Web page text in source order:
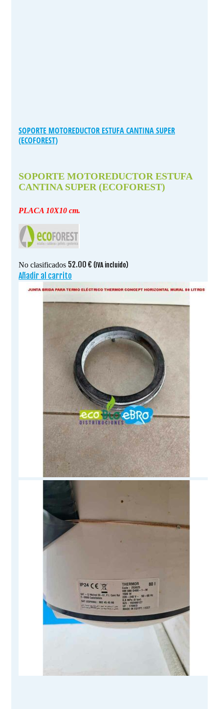
SOPORTE MOTOREDUCTOR ESTUFA CANTINA SUPER
(ECOFOREST)
SOPORTE MOTOREDUCTOR ESTUFA
CANTINA SUPER (ECOFOREST)
PLACA 10X10 cm.
No clasificados 52.00 € (IVA incluido)
Añadir al carrito